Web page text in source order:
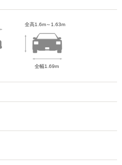
全高1.6m～1.63m
全幅1.69m